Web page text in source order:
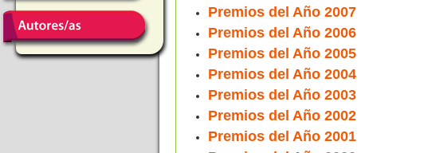
Premios del Año 2007
Premios del Año 2006
Premios del Año 2005
Premios del Año 2004
Premios del Año 2003
Premios del Año 2002
Premios del Año 2001